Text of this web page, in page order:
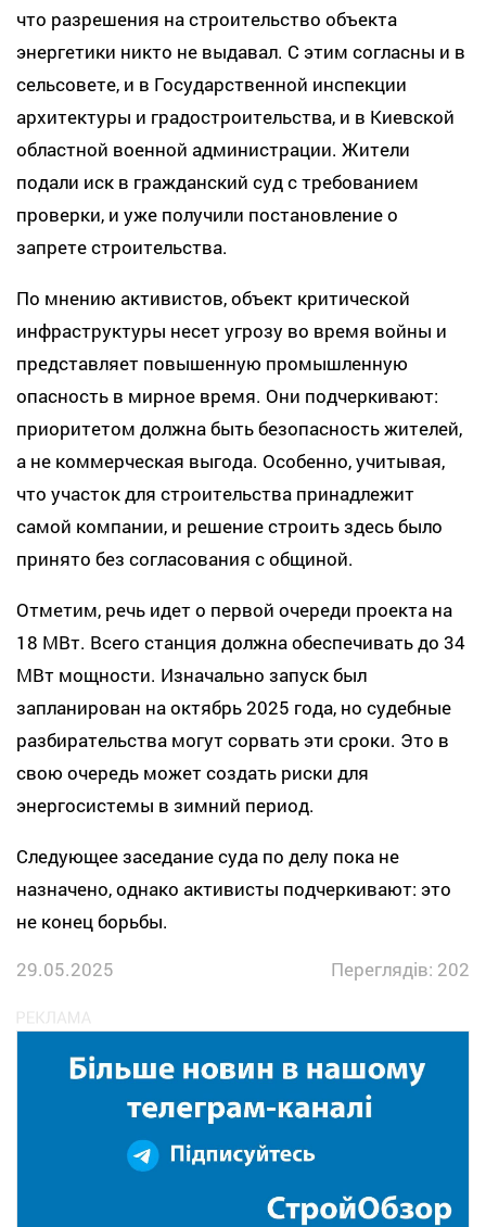
что разрешения на строительство объекта
энергетики никто не выдавал. С этим согласны и в
сельсовете, и в Государственной инспекции
архитектуры и градостроительства, и в Киевской
областной военной администрации. Жители
подали иск в гражданский суд с требованием
проверки, и уже получили постановление о
запрете строительства.
По мнению активистов, объект критической
инфраструктуры несет угрозу во время войны и
представляет повышенную промышленную
опасность в мирное время. Они подчеркивают:
приоритетом должна быть безопасность жителей,
а не коммерческая выгода. Особенно, учитывая,
что участок для строительства принадлежит
самой компании, и решение строить здесь было
принято без согласования с общиной.
Отметим, речь идет о первой очереди проекта на
18 МВт. Всего станция должна обеспечивать до 34
МВт мощности. Изначально запуск был
запланирован на октябрь 2025 года, но судебные
разбирательства могут сорвать эти сроки. Это в
свою очередь может создать риски для
энергосистемы в зимний период.
Следующее заседание суда по делу пока не
назначено, однако активисты подчеркивают: это
не конец борьбы.
29.05.2025
Переглядів: 202